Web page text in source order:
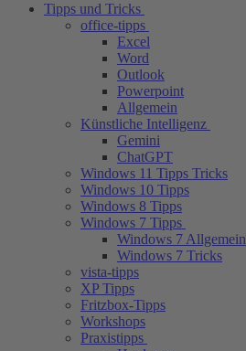
Tipps und Tricks
office-tipps
Excel
Word
Outlook
Powerpoint
Allgemein
Künstliche Intelligenz
Gemini
ChatGPT
Windows 11 Tipps Tricks
Windows 10 Tipps
Windows 8 Tipps
Windows 7 Tipps
Windows 7 Allgemein
Windows 7 Tricks
vista-tipps
XP Tipps
Fritzbox-Tipps
Workshops
Praxistipps